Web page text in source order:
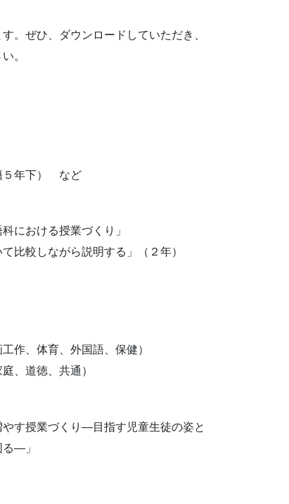
。ぜひ、ダウンロードしていただき、
。
５年下） など
における授業づくり」
比較しながら説明する」（２年）
作、体育、外国語、保健）
、道徳、共通）
やす授業づくり―目指す児童生徒の姿と
―」